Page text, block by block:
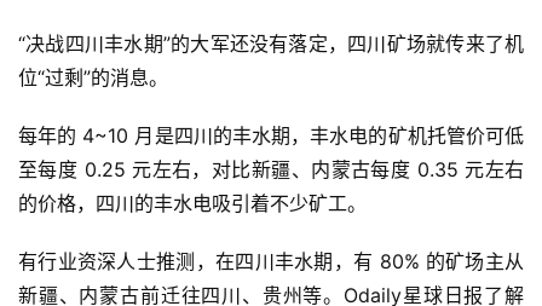
“决战四川丰水期”的大军还没有落定，四川矿场就传来了机
位“过剩”的消息。
每年的 4~10 月是四川的丰水期，丰水电的矿机托管价可低
至每度 0.25 元左右，对比新疆、内蒙古每度 0.35 元左右
的价格，四川的丰水电吸引着不少矿工。
有行业资深人士推测，在四川丰水期，有 80% 的矿场主从
新疆、内蒙古前迁往四川、贵州等。Odaily星球日报了解